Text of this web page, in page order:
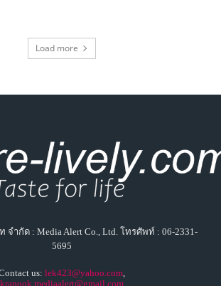
Load more
จำกัด : Media Alert Co., Ltd. โทรศัพท์ : 06-2331-
5695
us: lek423@yahoo.com,
krapook.mediaalert@gmail.com